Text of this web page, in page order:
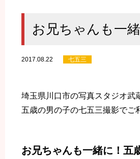
お兄ちゃんも一
2017.08.22 七五三
埼玉県川口市の写真スタジオ武
五歳の男の子の七五三撮影でご
お兄ちゃんも一緒に！五